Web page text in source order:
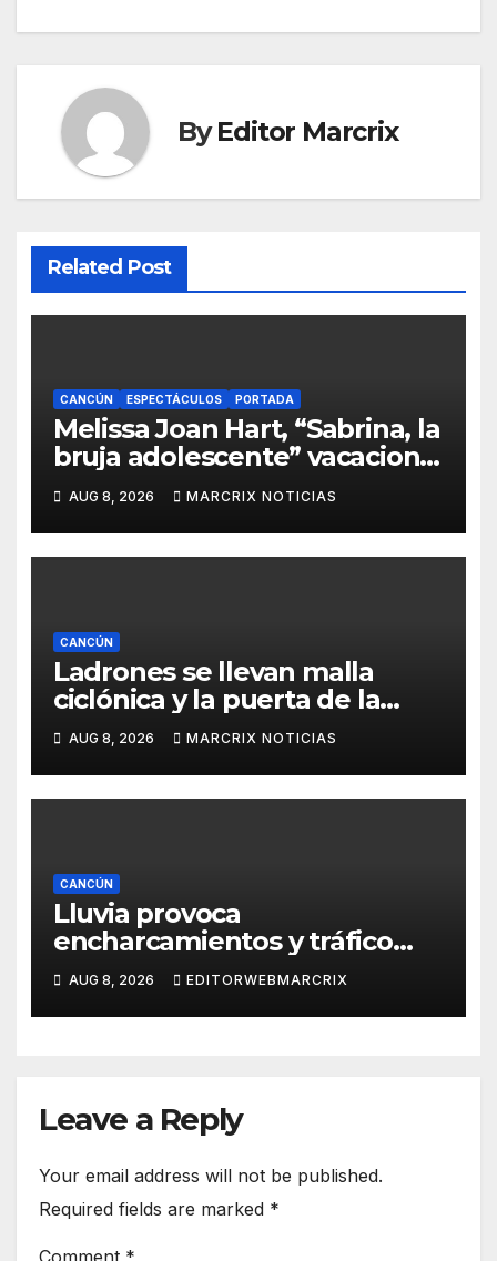
ByEditor Marcrix
Related Post
CANCÚN ESPECTÁCULOS PORTADA
Melissa Joan Hart, “Sabrina, la
bruja adolescente” vacaciona
con su familia en Cancún
AUG 8, 2026 MARCRIX NOTICIAS
CANCÚN
Ladrones se llevan malla
ciclónica y la puerta de la
cancha de voleibol en Cancún
AUG 8, 2026 MARCRIX NOTICIAS
CANCÚN
Lluvia provoca
encharcamientos y tráfico
lento en Cancún
AUG 8, 2026 EDITORWEBMARCRIX
Leave a Reply
Your email address will not be published.
Required fields are marked *
Comment *